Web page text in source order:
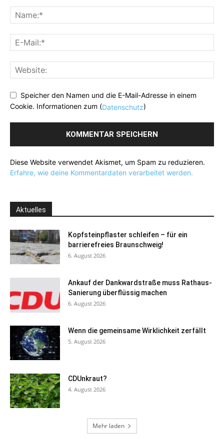
Speicher den Namen und die E-Mail-Adresse in einem
Cookie. Informationen zum (Datenschutz)
Diese Website verwendet Akismet, um Spam zu reduzieren.
Erfahre, wie deine Kommentardaten verarbeitet werden.
Aktuelles
Kopfsteinpflaster schleifen – für ein
barrierefreies Braunschweig!
6. August 2026
Ankauf der Dankwardstraße muss Rathaus-
Sanierung überflüssig machen
6. August 2026
Wenn die gemeinsame Wirklichkeit zerfällt
5. August 2026
CDUnkraut?
4. August 2026
Mehr laden